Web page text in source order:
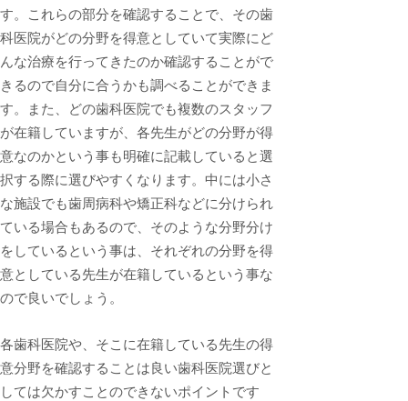
す。これらの部分を確認することで、その歯
科医院がどの分野を得意としていて実際にど
んな治療を行ってきたのか確認することがで
きるので自分に合うかも調べることができま
す。また、どの歯科医院でも複数のスタッフ
が在籍していますが、各先生がどの分野が得
意なのかという事も明確に記載していると選
択する際に選びやすくなります。中には小さ
な施設でも歯周病科や矯正科などに分けられ
ている場合もあるので、そのような分野分け
をしているという事は、それぞれの分野を得
意としている先生が在籍しているという事な
ので良いでしょう。
各歯科医院や、そこに在籍している先生の得
意分野を確認することは良い歯科医院選びと
しては欠かすことのできないポイントです